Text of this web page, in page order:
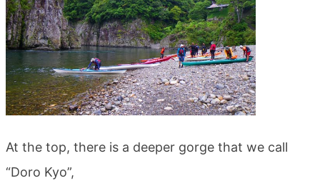
At the top, there is a deeper gorge that we call
“Doro Kyo”,